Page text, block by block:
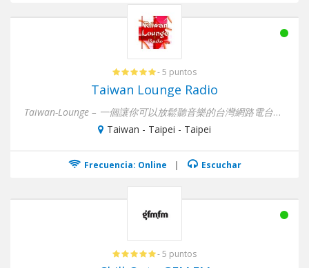
- 5 puntos
Taiwan Lounge Radio
Taiwan-Lounge – 一個讓你可以放鬆聽音樂的台灣網路電台，亞洲的魅力音樂，輕鬆的音樂...
Taiwan - Taipei - Taipei
Frecuencia: Online | Escuchar
- 5 puntos